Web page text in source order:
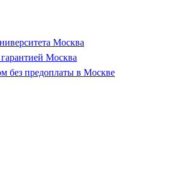
Москва
Москва
без предоплаты в Москве